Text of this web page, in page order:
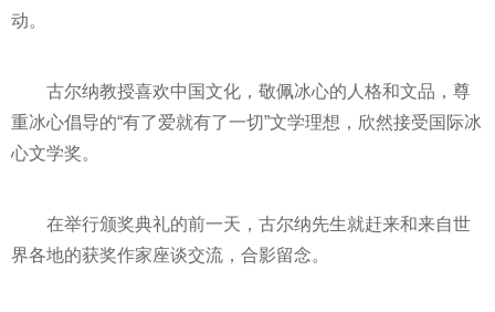
动。
古尔纳教授喜欢中国文化，敬佩冰心的人格和文品，尊
重冰心倡导的“有了爱就有了一切”文学理想，欣然接受国际冰
心文学奖。
在举行颁奖典礼的前一天，古尔纳先生就赶来和来自世
界各地的获奖作家座谈交流，合影留念。